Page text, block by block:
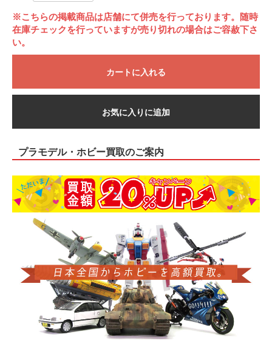
※こちらの掲載商品は店舗にて併売を行っております。随時
在庫チェックを行っていますが売り切れの場合はご容赦下さ
い。
カートに入れる
お気に入りに追加
プラモデル・ホビー買取のご案内